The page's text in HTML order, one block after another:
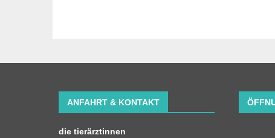
ANFAHRT & KONTAKT
die tierärztinnen